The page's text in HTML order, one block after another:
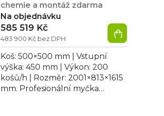
chemie a montáž zdarma
Na objednávku
483 900 Kč bez DPH
585 519 Kč
Koš: 500×500 mm | Vstupní
výška: 450 mm | Výkon: 200
košů/h | Rozměr: 2001×813×1615
mm. Profesionální myčka